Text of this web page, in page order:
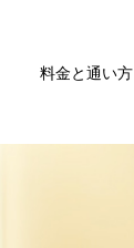
料金と通い方